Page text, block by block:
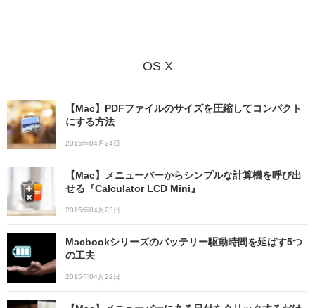
OS X
【Mac】PDFファイルのサイズを圧縮してコンパクト
にする方法
2015年04月24日
【Mac】メニューバーからシンプルな計算機を呼び出
せる『Calculator LCD Mini』
2015年04月23日
Macbookシリーズのバッテリー駆動時間を延ばす5つ
の工夫
2015年04月22日